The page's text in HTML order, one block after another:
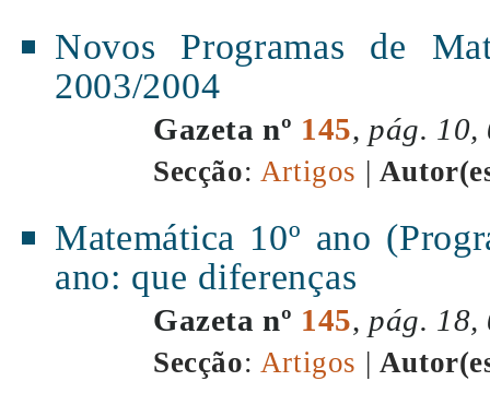
Novos Programas de
2003/2004
Gazeta nº 145, pág. 10,
Secção: Artigos |
Matemática 10º ano
ano: que diferenças
Gazeta nº 145, pág. 18,
Secção: Artigos |